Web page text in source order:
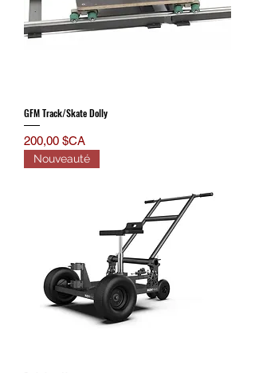
GFM Track/Skate Dolly
Prix
200,00 $CA
Nouveauté